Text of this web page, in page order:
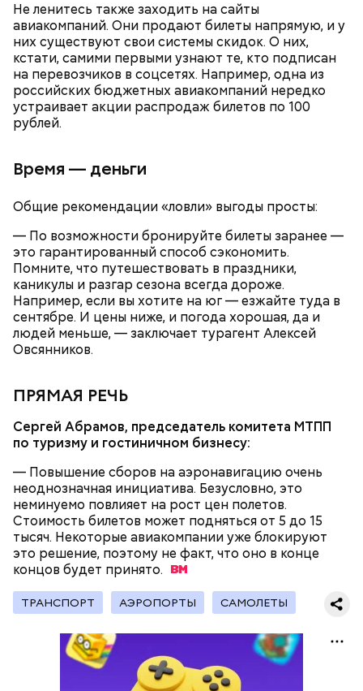
Не ленитесь также заходить на сайты
авиакомпаний. Они продают билеты напрямую, и у
них существуют свои системы скидок. О них,
кстати, самими первыми узнают те, кто подписан
на перевозчиков в соцсетях. Например, одна из
российских бюджетных авиакомпаний нередко
устраивает акции распродаж билетов по 100
рублей.
Время — деньги
Общие рекомендации «ловли» выгоды просты:
— По возможности бронируйте билеты заранее —
это гарантированный способ сэкономить.
Помните, что путешествовать в праздники,
каникулы и разгар сезона всегда дороже.
Например, если вы хотите на юг — езжайте туда в
сентябре. И цены ниже, и погода хорошая, да и
людей меньше, — заключает турагент Алексей
Овсянников.
ПРЯМАЯ РЕЧЬ
Сергей Абрамов, председатель комитета МТПП
по туризму и гостиничном бизнесу:
— Повышение сборов на аэронавигацию очень
неоднозначная инициатива. Безусловно, это
неминуемо повлияет на рост цен полетов.
Стоимость билетов может подняться от 5 до 15
тысяч. Некоторые авиакомпании уже блокируют
это решение, поэтому не факт, что оно в конце
концов будет принято.
ТРАНСПОРТ АЭРОПОРТЫ САМОЛЕТЫ
Однако диетолог предупредила: не для всех дыня
может быть полезна. В первую очередь ее стоит
есть с осторожностью людям:
— Наиболее распространенные борщ, щи, котлеты,
салаты, лаваш с творогом и сыром, пироги, омлет,
запеканка. Щавеля там везде используется
немного, поэтому никакого вреда от него не будет.
Чем разнообразнее рацион питания человека, тем
лучше. Потому что это исключает вероятность
возникновения дефицитов микроэлементов, —
заверил специалист.
Вовсю идет и сезон черешни. «Вечерняя Москва»
узнала у врача — эндокринолога-диетолога
Натальи Лазуренко,как правильно есть эту ягодус
пользой для здоровья.